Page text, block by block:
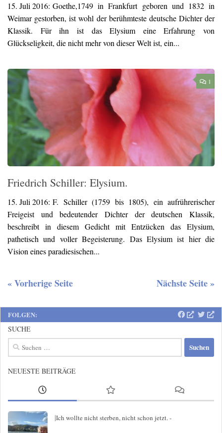
15. Juli 2016: Goethe,1749 in Frankfurt geboren und 1832 in
Weimar gestorben, ist wohl der berühmteste deutsche Dichter der
Klassik. Für ihn ist das Elysium eine Erfahrung von
Glückseligkeit, die nicht mehr von dieser Welt ist, ein...
1
Friedrich Schiller: Elysium.
15. Juli 2016: F. Schiller (1759 bis 1805), ein aufrührerischer
Freigeist und bedeutender Dichter der deutschen Klassik,
beschreibt in diesem Gedicht mit Entzücken das Elysium,
pathetisch und voller Begeisterung. Das Elysium ist hier die
Vision eines paradiesischen...
« Vorherige Seite Nächste Seite »
FOLGEN:
SUCHE
Suchen
nach:
NEUESTE BEITRÄGE
|Ich wollte nicht sterben, nicht schon jetzt. -